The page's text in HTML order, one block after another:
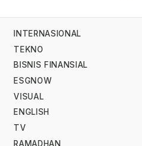
INTERNASIONAL
TEKNO
BISNIS FINANSIAL
ESGNOW
VISUAL
ENGLISH
TV
RAMADHAN